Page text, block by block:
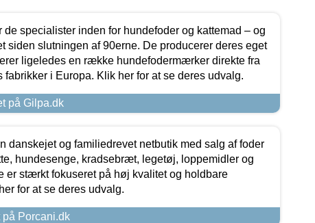
de specialister inden for hundefoder og kattemad – og
siden slutningen af 90erne. De producerer deres eget
ligeledes en række hundefodermærker direkte fra
fabrikker i Europa. Klik her for at se deres udvalg.
på Gilpa.dk
danskejet og familiedrevet netbutik med salg af foder
hundesenge, kradsebræt, legetøj, loppemidler og
er stærkt fokuseret på høj kvalitet og holdbare
for at se deres udvalg.
Porcani.dk